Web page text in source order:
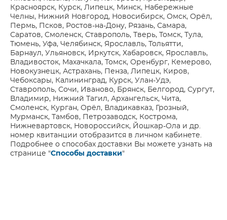
Красноярск, Курск, Липецк, Минск, Набережные
Челны, Нижний Новгород, Новосибирск, Омск, Орёл,
Пермь, Псков, Ростов-на-Дону, Рязань, Самара,
Саратов, Смоленск, Ставрополь, Тверь, Томск, Тула,
Тюмень, Уфа, Челябинск, Ярославль, Тольятти,
Барнаул, Ульяновск, Иркутск, Хабаровск, Ярославль,
Владивосток, Махачкала, Томск, Оренбург, Кемерово,
Новокузнецк, Астрахань, Пенза, Липецк, Киров,
Чебоксары, Калининград, Курск, Улан-Удэ,
Ставрополь, Сочи, Иваново, Брянск, Белгород, Сургут,
Владимир, Нижний Тагил, Архангельск, Чита,
Смоленск, Курган, Орёл, Владикавказ, Грозный,
Мурманск, Тамбов, Петрозаводск, Кострома,
Нижневартовск, Новороссийск, Йошкар-Ола и др.
номер квитанции отобразится в личном кабинете.
Подробнее о способах доставки Вы можете узнать на
странице "Способы доставки"